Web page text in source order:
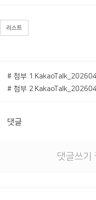
리스트
# 첨부
# 첨부
댓글
댓글쓰기